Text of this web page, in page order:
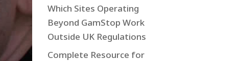
Which Sites Operating
Beyond GamStop Work
Outside UK Regulations
Complete Resource for